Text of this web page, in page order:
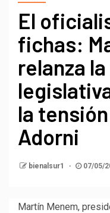
El
fichas:
relanza
la
Adorni
bienalsur1 07/05/
Martín Menem,